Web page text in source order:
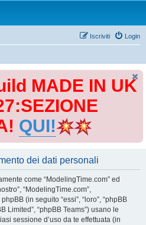
Login
Iscriviti
MADE IN UK
QUI!
dei dati personali
come “ModelingTime.com” ed
“ModelingTime.com”,
(in seguito “essi”, “loro”, “phpBB
Limited”, “phpBB Teams”) usano le
sessione d’uso da te effettuata (in